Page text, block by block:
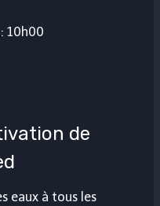
10h00
de
eaux à tous les